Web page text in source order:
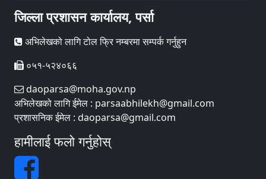
जिल्ला प्रशासन कार्यालय, पर्सा
अभिलेखको लागि टोल फ्रि नम्बरमा सम्पर्क गर्नुहुन
०५१-५२४०६६
daoparsa@moha.gov.np
अभिलेखको लागि ईमेल : parsaabhilekh@gmail.com
प्रशासनिक ईमेल : daoparsa@gmail.com
हामीलाई फलो गर्नुहोस्